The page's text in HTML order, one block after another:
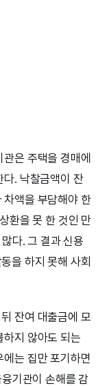
은 주택을 경매에
다. 낙찰금액이 잔
차액을 부담해야 한
환을 못 한 것인 만
다. 그 결과 신용
을 하지 못해 사회
잔여 대출금에 모
지 않아도 되는
는 집만 포기하면
기관이 손해를 감